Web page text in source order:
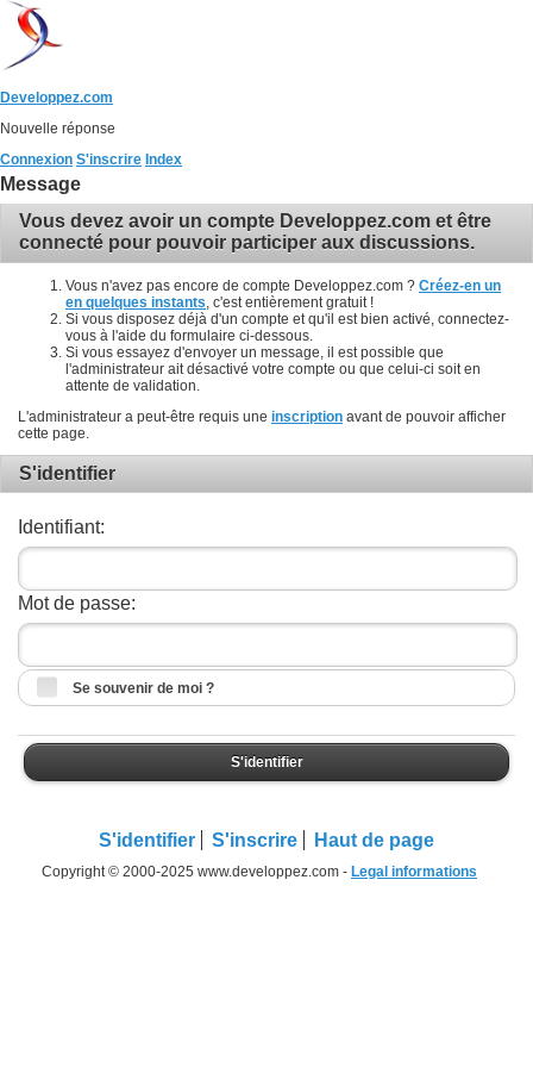
Developpez.com
Nouvelle réponse
Connexion S'inscrire Index
Message
Vous devez avoir un compte Developpez.com et être
connecté pour pouvoir participer aux discussions.
Vous n'avez pas encore de compte Developpez.com ? Créez-en un
en quelques instants , c'est entièrement gratuit !
Si vous disposez déjà d'un compte et qu'il est bien activé, connectez-
vous à l'aide du formulaire ci-dessous.
Si vous essayez d'envoyer un message, il est possible que
l'administrateur ait désactivé votre compte ou que celui-ci soit en
attente de validation.
L'administrateur a peut-être requis une inscription avant de pouvoir afficher
cette page.
S'identifier
Identifiant:
Mot de passe:
Se souvenir de moi ?
S'identifier
S'identifier S'inscrire Haut de page
Copyright © 2000-2025 www.developpez.com - Legal informations